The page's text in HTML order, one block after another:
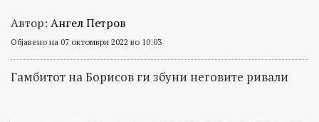
Автор: Ангел Петров
Објавено на 07 октомври 2022 во 10:03
Гамбитот на Борисов ги збуни неговите ривали